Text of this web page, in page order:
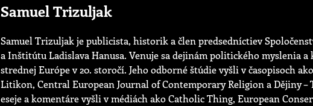
Samuel Trizuljak
Samuel Trizuljak je publicista, historik a člen predsedníctiev
a Inštitútu Ladislava Hanusa. Venuje sa dejinám politického myslenia
strednej Európe v 20. storočí. Jeho odborné štúdie vyšli v časopisoch
Litikon, Central European Journal of Contemporary Religion a Dějiny –
eseje a komentáre vyšli v médiách ako Catholic Thing, European